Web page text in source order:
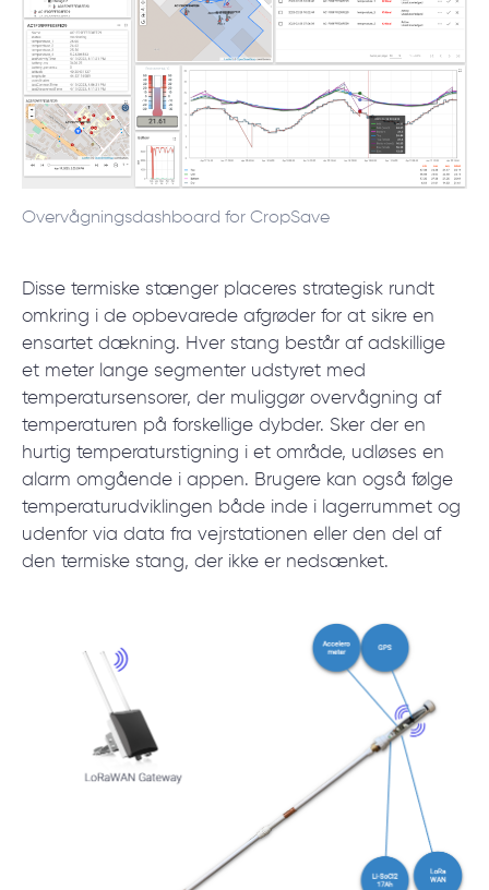
Overvågningsdashboard for CropSave
Disse termiske stænger placeres strategisk rundt
omkring i de opbevarede afgrøder for at sikre en
ensartet dækning. Hver stang består af adskillige
et meter lange segmenter udstyret med
temperatursensorer, der muliggør overvågning af
temperaturen på forskellige dybder. Sker der en
hurtig temperaturstigning i et område, udløses en
alarm omgående i appen. Brugere kan også følge
temperaturudviklingen både inde i lagerrummet og
udenfor via data fra vejrstationen eller den del af
den termiske stang, der ikke er nedsænket.